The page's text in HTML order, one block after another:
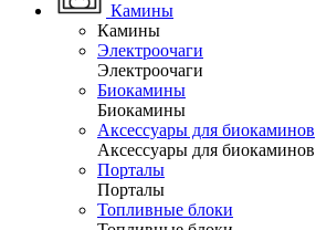
Камины
Камины
Электроочаги
Электроочаги
Биокамины
Биокамины
Аксессуары для биокаминов
Аксессуары для биокаминов
Порталы
Порталы
Топливные блоки